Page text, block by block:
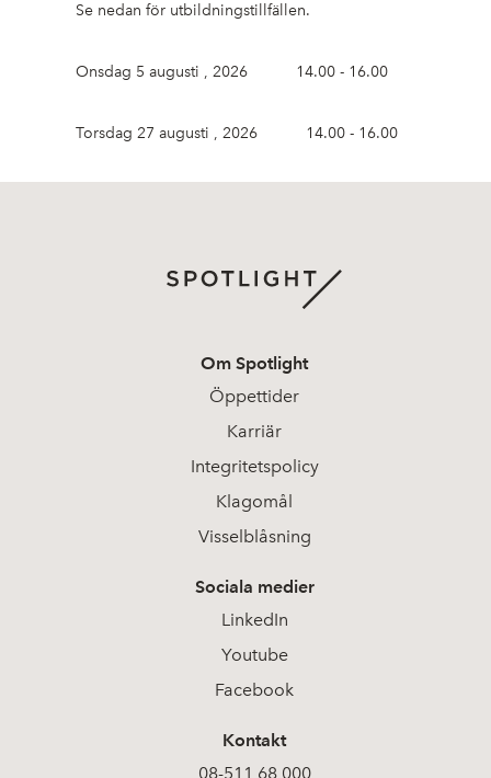
Se nedan för utbildningstillfällen.
Onsdag 5 augusti , 2026 14.00 - 16.00
Torsdag 27 augusti , 2026 14.00 - 16.00
Om Spotlight
Öppettider
Karriär
Integritetspolicy
Klagomål
Visselblåsning
Sociala medier
LinkedIn
Youtube
Facebook
Kontakt
08-511 68 000